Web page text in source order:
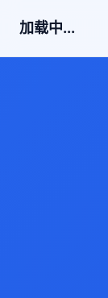
加载中...